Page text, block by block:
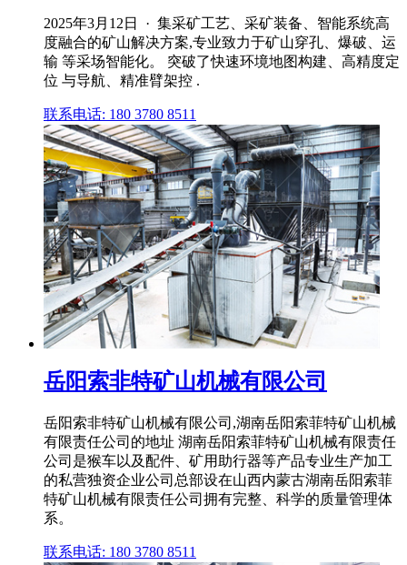
2025年3月12日 · 集采矿工艺、采矿装备、智能系统高
度融合的矿山解决方案,专业致力于矿山穿孔、爆破、运
输 等采场智能化。 突破了快速环境地图构建、高精度定
位 与导航、精准臂架控 .
联系电话: 180 3780 8511
岳阳索非特矿山机械有限公司
岳阳索非特矿山机械有限公司,湖南岳阳索菲特矿山机械
有限责任公司的地址 湖南岳阳索菲特矿山机械有限责任
公司是猴车以及配件、矿用助行器等产品专业生产加工
的私营独资企业公司总部设在山西内蒙古湖南岳阳索菲
特矿山机械有限责任公司拥有完整、科学的质量管理体
系。
联系电话: 180 3780 8511